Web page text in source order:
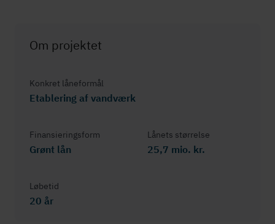
Om projektet
Konkret låneformål
Etablering af vandværk
Fi­nan­si­e­rings­form
Grønt lån
Lånets størrelse
25,7 mio. kr.
Løbetid
20 år